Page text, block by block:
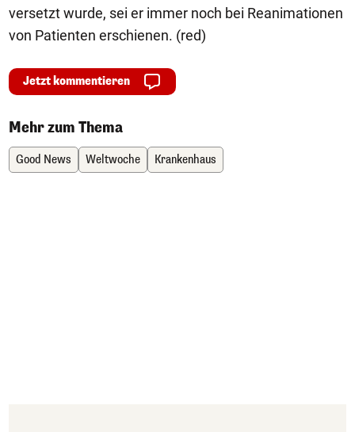
versetzt wurde, sei er immer noch bei Reanimationen
von Patienten erschienen. (red)
Jetzt kommentieren
Mehr zum Thema
Good News Weltwoche Krankenhaus